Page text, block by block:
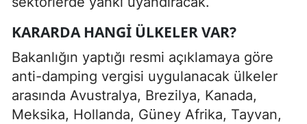
KARARDA HANGI ÜLKELER VAR?
Bakanlığın yaptığı resmi açıklamaya göre
anti-damping vergisi uygulanacak ülkeler
arasında Avustralya, Brezilya, Kanada,
Meksika, Hollanda, Güney Afrika, Tayvan,